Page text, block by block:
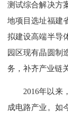
测试综合解决方
地项目选址福建
拟建设高端半导
园区现有晶圆制
务，补齐产业链
2016年以来，
成电路产业。如